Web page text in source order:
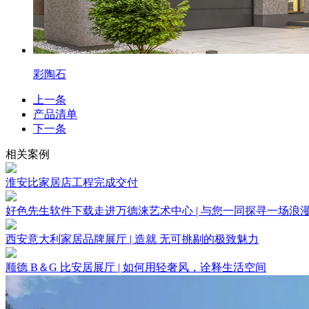
彩陶石
上一条
产品清单
下一条
相关案例
淮安比家居店工程完成交付
好色先生软件下载走进万德涞艺术中心 | 与您一同探寻一场浪
西安意大利家居品牌展厅 | 造就 无可挑剔的极致魅力
顺德 B＆G 比安居展厅 | 如何用轻奢风，诠释生活空间